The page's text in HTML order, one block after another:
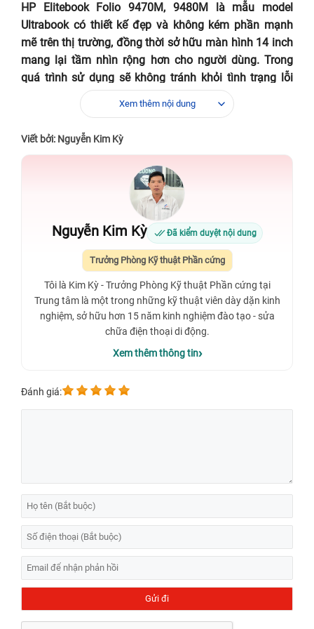
HP Elitebook Folio 9470M, 9480M là mẫu model
Ultrabook có thiết kế đẹp và không kém phần mạnh
mẽ trên thị trường, đồng thời sở hữu màn hình 14 inch
mang lại tầm nhìn rộng hơn cho người dùng. Trong
quá trình sử dụng sẽ không tránh khỏi tình trạng lỗi
màn hình, giải pháp tốt nhất là phải thay màn hình.
Lúc này đây bạn sẽ cần tìm một trung tâm thay màn
hình Laptop HP Elitebook Folio 9470M, 9480M uy tín
và lấy liền.
9470M, 9480M chính hãng, uy tín tại TPHCM?
Dấu hiệu màn hình laptop HP Elitebook Folio 9470M,
9480M bị hỏng
Màn hình bị mờ không hiển thị rõ nét nội dung hay
hình ảnh.
Độ hiển thị màu sắc bị sai lệch so với lúc ban đầu
Xem thêm nội dung
Viết bởi: Nguyễn Kim Kỳ
Nguyễn Kim Kỳ Đã kiểm duyệt nội dung
Trưởng Phòng Kỹ thuật Phần cứng
Tôi là Kim Kỳ - Trưởng Phòng Kỹ thuật Phần cứng tại
Trung tâm là một trong những kỹ thuật viên dày dặn kinh
nghiệm, sở hữu hơn 15 năm kinh nghiệm đào tạo - sửa
chữa điện thoại di động.
Xem thêm thông tin
Đánh giá: